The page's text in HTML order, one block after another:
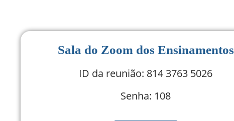
Sala do Zoom dos Ensinamentos
ID da reunião: 814 3763 5026
Senha: 108